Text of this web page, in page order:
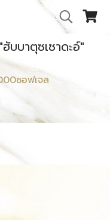
บบาตุซเซาดะอ์"
ซอฟเจล